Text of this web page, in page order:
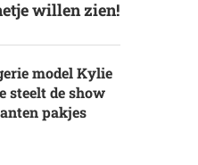
willen zien!
model Kylie
steelt de show
pakjes